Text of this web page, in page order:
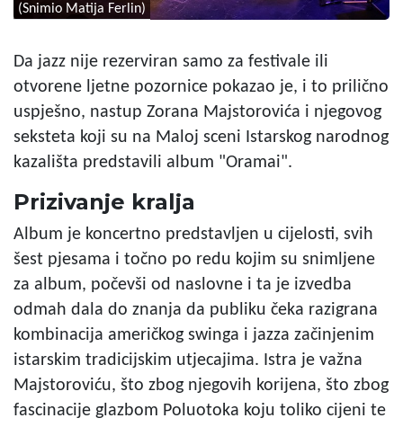
(Snimio Matija Ferlin)
Da jazz nije rezerviran samo za festivale ili
otvorene ljetne pozornice pokazao je, i to prilično
uspješno, nastup Zorana Majstorovića i njegovog
seksteta koji su na Maloj sceni Istarskog narodnog
kazališta predstavili album "Oramai".
Prizivanje kralja
Album je koncertno predstavljen u cijelosti, svih
šest pjesama i točno po redu kojim su snimljene
za album, počevši od naslovne i ta je izvedba
odmah dala do znanja da publiku čeka razigrana
kombinacija američkog swinga i jazza začinjenim
istarskim tradicijskim utjecajima. Istra je važna
Majstoroviću, što zbog njegovih korijena, što zbog
fascinacije glazbom Poluotoka koju toliko cijeni te